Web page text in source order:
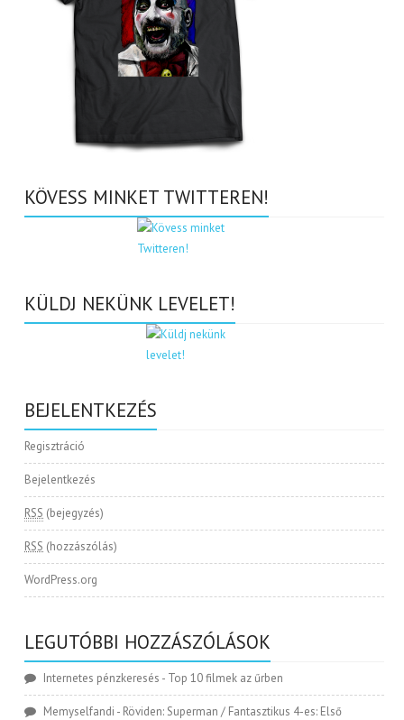
KÖVESS MINKET TWITTEREN!
KÜLDJ NEKÜNK LEVELET!
BEJELENTKEZÉS
Regisztráció
Bejelentkezés
RSS (bejegyzés)
RSS (hozzászólás)
WordPress.org
LEGUTÓBBI HOZZÁSZÓLÁSOK
Internetes pénzkeresés - Top 10 filmek az űrben
Memyselfandi - Röviden: Superman / Fantasztikus 4-es: Első